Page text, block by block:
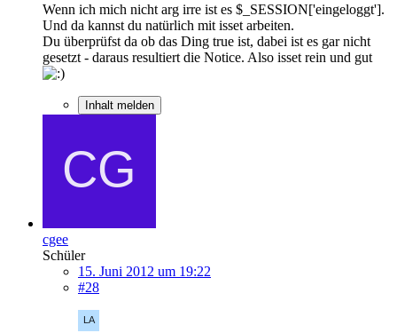
Wenn ich mich nicht arg irre ist es $_SESSION['eingeloggt'].
Und da kannst du natürlich mit isset arbeiten.
Du überprüfst da ob das Ding true ist, dabei ist es gar nicht
gesetzt - daraus resultiert die Notice. Also isset rein und gut
Inhalt melden
cgee
Schüler
15. Juni 2012 um 19:22
#28